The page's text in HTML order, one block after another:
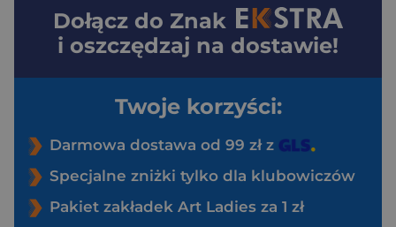
Dołącz do Znak
i oszczędzaj na dostawie!
Twoje korzyści:
Darmowa dostawa od 99 zł z
Specjalne zniżki tylko dla klubowiczów
Pakiet zakładek Art Ladies za 1 zł